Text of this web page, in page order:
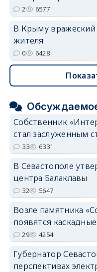
2 6577
В Крыму
жителя
0 6428
Собственник
стал заслуженным
33 6331
В Севастополе
центра Балаклавы
32 5647
Возле памятника
появятся
29 4254
Губернатор
перспективах